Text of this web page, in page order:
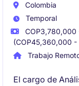
Colombia
Temporal
COP3,780,000
(COP45,360,000 -
Trabajo
El cargo de